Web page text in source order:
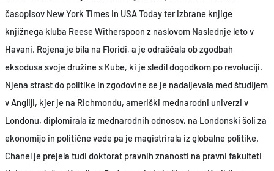
časopisov New York Times in USA Today ter izbrane knjige
knjižnega kluba Reese Witherspoon z naslovom Naslednje leto v
Havani. Rojena je bila na Floridi, a je odraščala ob zgodbah
eksodusa svoje družine s Kube, ki je sledil dogodkom po revoluciji.
Njena strast do politike in zgodovine se je nadaljevala med študijem
v Angliji, kjer je na Richmondu, ameriški mednarodni univerzi v
Londonu, diplomirala iz mednarodnih odnosov, na Londonski šoli za
ekonomijo in politične vede pa je magistrirala iz globalne politike.
Chanel je prejela tudi doktorat pravnih znanosti na pravni fakulteti